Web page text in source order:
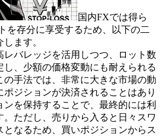
国内FXでは得ら
を存分に享受するため、以下の二
ます。
レバレッジを活用しつつ、ロット数
し、少額の価格変動にも耐えられる
の手法では、非常に大きな市場の動
ジションが決済されることはあり
ンを保持することで、最終的には利
ただし、売りから入ると日々スワ
となるため、買いポジションからス